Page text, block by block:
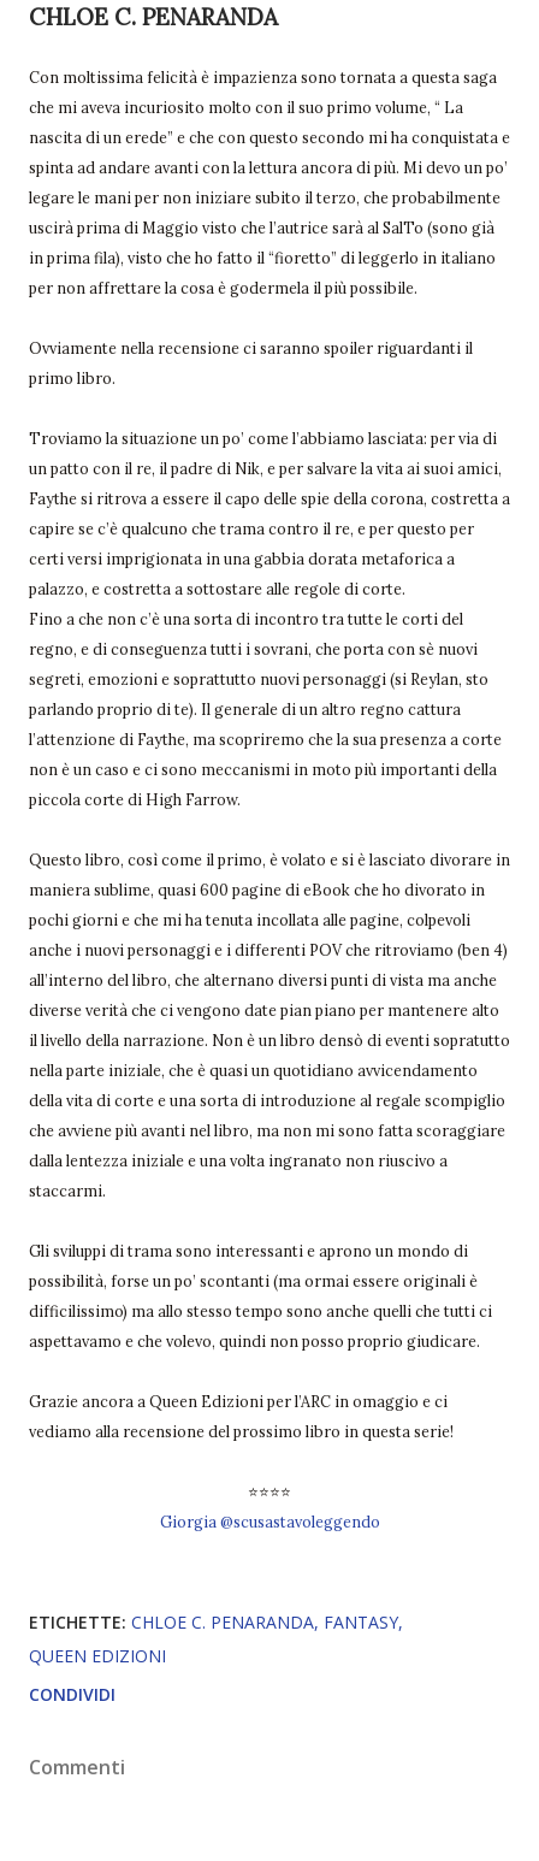
CHLOE C. PENARANDA
Con moltissima felicità è impazienza sono tornata a questa saga
che mi aveva incuriosito molto con il suo primo volume, “ La
nascita di un erede” e che con questo secondo mi ha conquistata e
spinta ad andare avanti con la lettura ancora di più. Mi devo un po’
legare le mani per non iniziare subito il terzo, che probabilmente
uscirà prima di Maggio visto che l’autrice sarà al SalTo (sono già
in prima fila), visto che ho fatto il “fioretto” di leggerlo in italiano
per non affrettare la cosa è godermela il più possibile.
Ovviamente nella recensione ci saranno spoiler riguardanti il
primo libro.
Troviamo la situazione un po’ come l’abbiamo lasciata: per via di
un patto con il re, il padre di Nik, e per salvare la vita ai suoi amici,
Faythe si ritrova a essere il capo delle spie della corona, costretta a
capire se c’è qualcuno che trama contro il re, e per questo per
certi versi imprigionata in una gabbia dorata metaforica a
palazzo, e costretta a sottostare alle regole di corte.
Fino a che non c’è una sorta di incontro tra tutte le corti del
regno, e di conseguenza tutti i sovrani, che porta con sè nuovi
segreti, emozioni e soprattutto nuovi personaggi (si Reylan, sto
parlando proprio di te). Il generale di un altro regno cattura
l’attenzione di Faythe, ma scopriremo che la sua presenza a corte
non è un caso e ci sono meccanismi in moto più importanti della
piccola corte di High Farrow.
Questo libro, così come il primo, è volato e si è lasciato divorare in
maniera sublime, quasi 600 pagine di eBook che ho divorato in
pochi giorni e che mi ha tenuta incollata alle pagine, colpevoli
anche i nuovi personaggi e i differenti POV che ritroviamo (ben 4)
all’interno del libro, che alternano diversi punti di vista ma anche
diverse verità che ci vengono date pian piano per mantenere alto
il livello della narrazione. Non è un libro densò di eventi sopratutto
nella parte iniziale, che è quasi un quotidiano avvicendamento
della vita di corte e una sorta di introduzione al regale scompiglio
che avviene più avanti nel libro, ma non mi sono fatta scoraggiare
dalla lentezza iniziale e una volta ingranato non riuscivo a
staccarmi.
Gli sviluppi di trama sono interessanti e aprono un mondo di
possibilità, forse un po’ scontanti (ma ormai essere originali è
difficilissimo) ma allo stesso tempo sono anche quelli che tutti ci
aspettavamo e che volevo, quindi non posso proprio giudicare.
Grazie ancora a Queen Edizioni per l’ARC in omaggio e ci
vediamo alla recensione del prossimo libro in questa serie!
⭐⭐⭐⭐
Giorgia @scusastavoleggendo
ETICHETTE: CHLOE C. PENARANDA FANTASY
QUEEN EDIZIONI
CONDIVIDI
Commenti